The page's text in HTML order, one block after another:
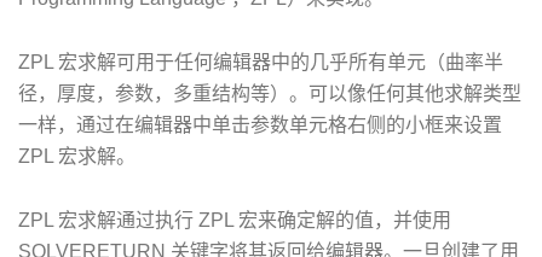
ZPL 宏求解可用于任何编辑器中的几乎所有单元（曲率半
径，厚度，参数，多重结构等）。可以像任何其他求解类型
一样，通过在编辑器中单击参数单元格右侧的小框来设置
ZPL 宏求解。
ZPL 宏求解通过执行 ZPL 宏来确定解的值，并使用
SOLVERETURN 关键字将其返回给编辑器。一旦创建了用